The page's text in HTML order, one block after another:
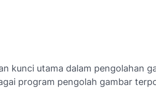
kunci utama dalam pengolahan
program pengolah gambar